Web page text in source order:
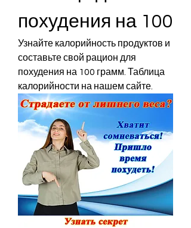
похудения на 100
Узнайте калорийность продуктов и
составьте свой рацион для
похудения на 100 грамм. Таблица
калорийности на нашем сайте.